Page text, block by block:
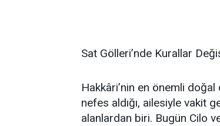
Sat Gölleri’nde Kurallar
Hakkâri’nin en önemli doğal
nefes aldığı, ailesiyle vakit
alanlardan biri. Bugün Cilo